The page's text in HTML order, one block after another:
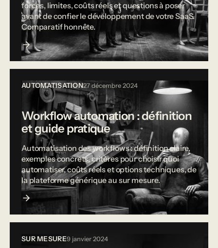
forces, limites, coûts réels et questions à poser
avant de confier le développement de votre SaaS.
Comparatif honnête.
AUTOMATISATION27 décembre 2024
Workflow automation : définition
et guide pratique
Automatisation des workflows : définition claire,
exemples concrets, critères pour choisir quoi
automatiser, coûts réels et options techniques, de
la plateforme générique au sur mesure.
SUR MESURE9 janvier 2024